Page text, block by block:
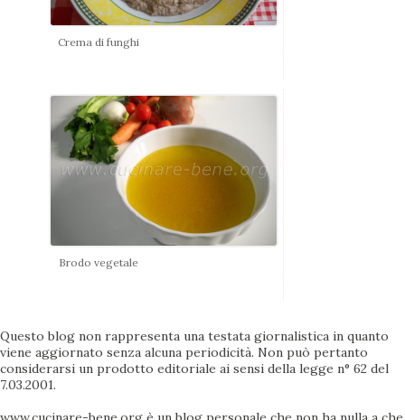
Crema di funghi
Brodo vegetale
Questo blog non rappresenta una testata giornalistica in quanto
viene aggiornato senza alcuna periodicità. Non può pertanto
considerarsi un prodotto editoriale ai sensi della legge n° 62 del
7.03.2001.